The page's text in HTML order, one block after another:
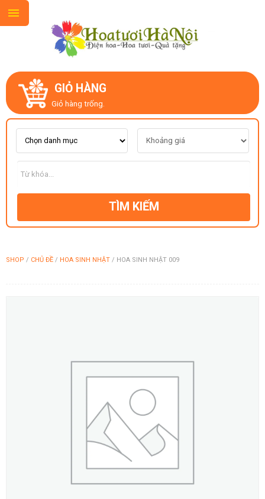
GIỎ HÀNG
Giỏ hàng trống.
TÌM KIẾM
SHOP / CHỦ ĐỀ / HOA SINH NHẬT / HOA SINH NHẬT 009
GIỚI THIỆU
LIÊN HỆ
MẪU HOA MỚI
CHỦ ĐỀ
DỊCH VỤ GỬI ĐIỆN HOA VỀ